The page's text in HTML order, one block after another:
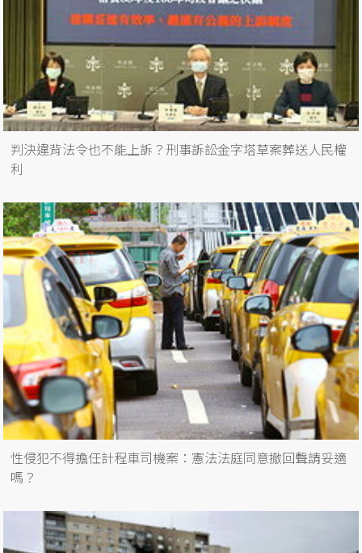
判決違背法令也不能上訴？刑事訴訟金字塔草案葬送人民權
利
性侵犯不得擔任計程車司機案：憲法法庭同意撤回聲請妥適
嗎？